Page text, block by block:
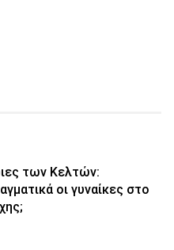
των Κελτών:
οι γυναίκες στο